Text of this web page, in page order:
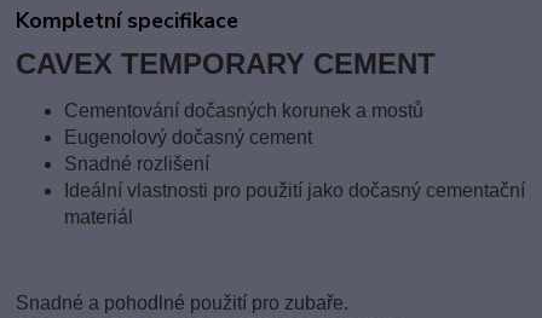
Kompletní specifikace
CAVEX TEMPORARY CEMENT
Cementování dočasných korunek a mostů
Eugenolový dočasný cement
Snadné rozlišení
Ideální vlastnosti pro použití jako dočasný cementační
materiál
Snadné a pohodlné použití pro zubaře.